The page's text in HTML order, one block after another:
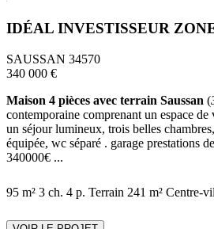
IDÉAL INVESTISSEUR
SAUSSAN 34570
340 000 €
Maison 4 pièces avec terrain Saussan (
contemporaine comprenant un espace
un séjour lumineux, trois belles
équipée, wc séparé . garage prestations
340000€ ...
95 m² 3 ch. 4 p. Terrain 241 m² Centre-